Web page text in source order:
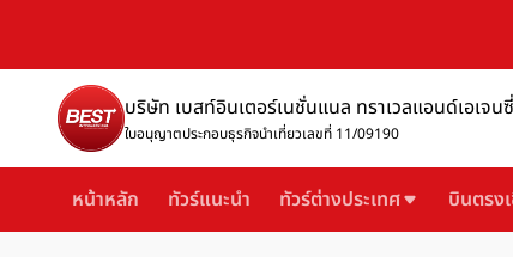
บริษัท เบสท์อินเตอร์เนชั่นแนล ทราเวลแอนด์เอเจน
ใบอนุญาตประกอบธุรกิจนำเที่ยวเลขที่ 11/09190
หน้าหลัก ทัวร์แนะนำ ทัวร์ต่างประเทศ บินตรง